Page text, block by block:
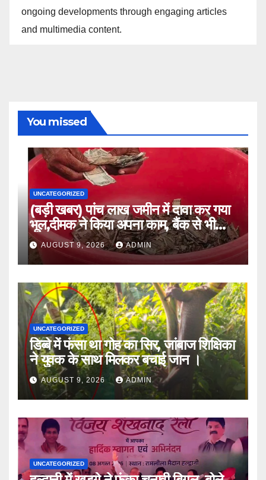
ongoing developments through engaging articles
and multimedia content.
You missed
UNCATEGORIZED
(बड़ी खबर) पांच लाख जमीन में दावा कर गया
भूल,दीमक ने किया अपना काम, बैंक से भी
लौटा हताश ।।
AUGUST 9, 2026 ADMIN
UNCATEGORIZED
डिब्बे में फंसा था गोह का सिर, जांबाज शिक्षिका
ने युवक के साथ मिलकर बचाई जान ।
AUGUST 9, 2026 ADMIN
UNCATEGORIZED